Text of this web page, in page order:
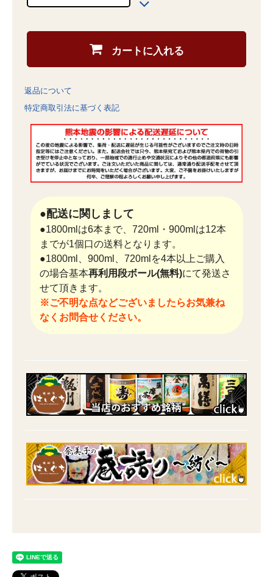
カートに入れる
返品について
特定商取引法に基づく表記
●配送に関しまして
●1800mlは6本まで、720ml・900mlは12本
までが1個口の送料となります。
●1800ml、900ml、720mlを4本以上ご購入
の場合基本再利用段ボール(無料)にて発送さ
せて頂きます。
※ご不明な点などございましたらお気兼ね
なくお問合せください。